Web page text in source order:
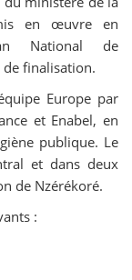
en œuvre en
National de
de finalisation.
Europe par
et Enabel, en
publique. Le
et dans deux
de Nzérékoré.
: